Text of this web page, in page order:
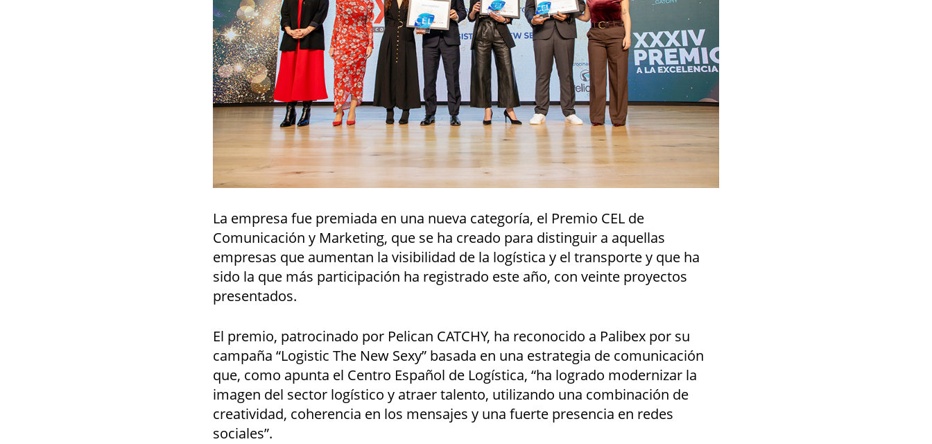
La empresa fue premiada en una nueva categoría, el Premio CEL de
Comunicación y Marketing, que se ha creado para distinguir a aquellas
empresas que aumentan la visibilidad de la logística y el transporte y que ha
sido la que más participación ha registrado este año, con veinte proyectos
presentados.
El premio, patrocinado por Pelican CATCHY, ha reconocido a Palibex por su
campaña “Logistic The New Sexy” basada en una estrategia de comunicación
que, como apunta el Centro Español de Logística, “ha logrado modernizar la
imagen del sector logístico y atraer talento, utilizando una combinación de
creatividad, coherencia en los mensajes y una fuerte presencia en redes
sociales”.